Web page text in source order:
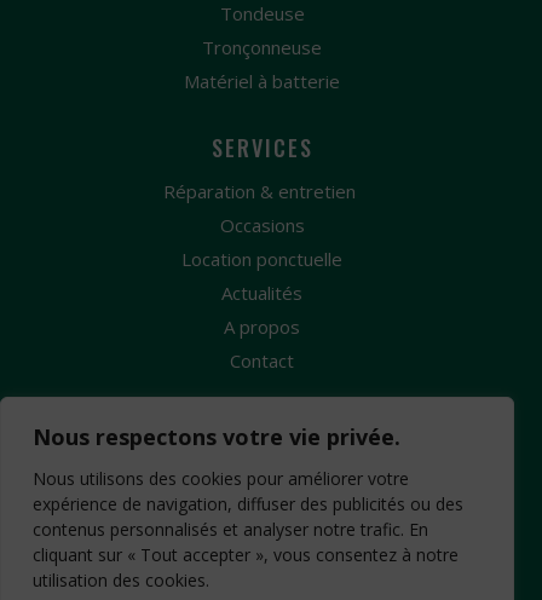
Nous respectons votre vie privée.
Nous utilisons des cookies pour améliorer votre
expérience de navigation, diffuser des publicités ou des
contenus personnalisés et analyser notre trafic. En
cliquant sur « Tout accepter », vous consentez à notre
utilisation des cookies.
Tondeuse
Tronçonneuse
Matériel à batterie
SERVICES
Réparation & entretien
Occasions
Location ponctuelle
Actualités
A propos
Contact
Création Site Internet : www.idcom-lagence.fr
Copyright ©2026 - Mentions légales-
Confidentialité